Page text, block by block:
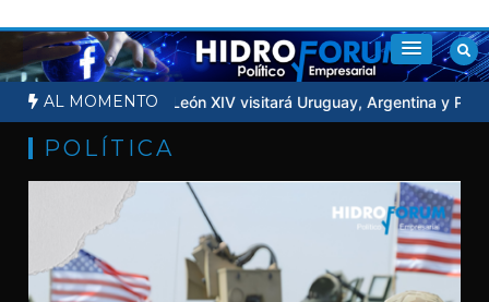
al
contenido
AL MOMENTO
la Luna Papa León XIV visitará Uruguay, Argentina y Perú en
POLÍTICA